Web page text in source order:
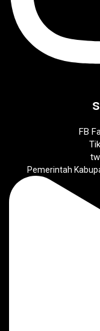
FB
Pemerintah